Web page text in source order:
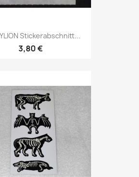
Stickerabschnitt...
3,80 €